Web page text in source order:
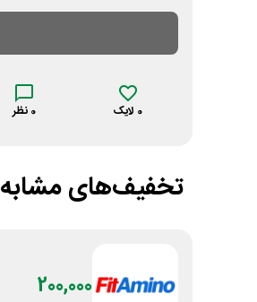
0 لایک 0 نظر
تخفیف‌های مشابه
200,000